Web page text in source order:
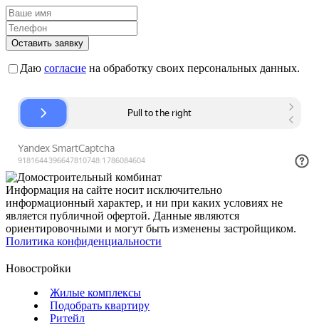
Оставить заявку
Даю согласие на обработку своих персональных данных.
Информация на сайте носит исключительно
информационный характер, и ни при каких условиях не
является публичной офертой. Данные являются
ориентировочными и могут быть изменены застройщиком.
Политика конфиденциальности
Новостройки
Жилые комплексы
Подобрать квартиру
Ритейл